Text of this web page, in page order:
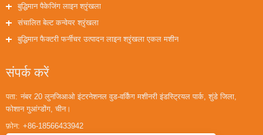
बुद्धिमान पैकेजिंग लाइन श्रृंखला
संचालित बेल्ट कन्वेयर श्रृंखला
बुद्धिमान फैक्टरी फर्नीचर उत्पादन लाइन श्रृंखला एकल मशीन
संपर्क करें
पता: नंबर 20 लुनजिआओ इंटरनेशनल वुड-वर्किंग मशीनरी इंडस्ट्रियल पार्क, शुंडे जिला,
फोशान गुआंग्डोंग, चीन।
फ़ोन: +86-18566433942